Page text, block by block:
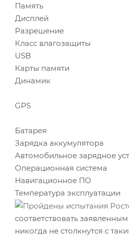
Память
Дисплей
Разрешение
Класс влагозащиты
USB
Карты памяти
Динамик
GPS
Батарея
Зарядка аккумулятора
Автомобильное зарядное
Операционная система
Навигационное ПО
Температура эксплуатации
соответствовать заявленным характеристикам работать
никогда не столкнутся с